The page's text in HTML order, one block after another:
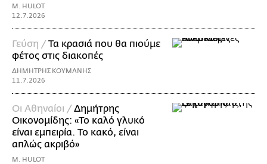
M. HULOT
12.7.2026
Γεύση /Τα κρασιά που θα πιούμε
φέτος στις διακοπές
ΔΗΜΗΤΡΗΣ ΚΟΥΜΑΝΗΣ
11.7.2026
Οι Αθηναίοι /Δημήτρης
Οικονομίδης: «Το καλό γλυκό
είναι εμπειρία. Το κακό, είναι
απλώς ακριβό»
M. HULOT